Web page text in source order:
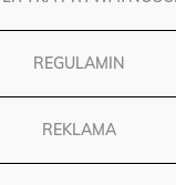
REGULAMIN
REKLAMA